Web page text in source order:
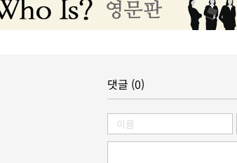
댓글 (0)